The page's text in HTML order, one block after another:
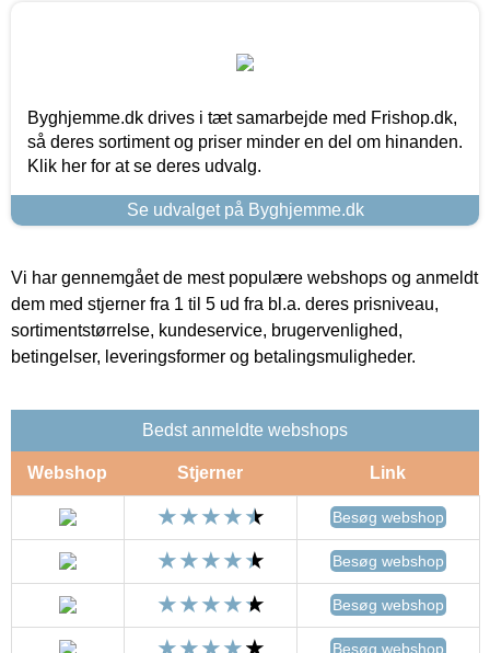
Byghjemme.dk drives i tæt samarbejde med Frishop.dk,
så deres sortiment og priser minder en del om hinanden.
Klik her for at se deres udvalg.
Se udvalget på Byghjemme.dk
Vi har gennemgået de mest populære webshops og anmeldt
dem med stjerner fra 1 til 5 ud fra bl.a. deres prisniveau,
sortimentstørrelse, kundeservice, brugervenlighed,
betingelser, leveringsformer og betalingsmuligheder.
Bedst anmeldte webshops
Webshop Stjerner Link
Besøg webshop
Besøg webshop
Besøg webshop
Besøg webshop